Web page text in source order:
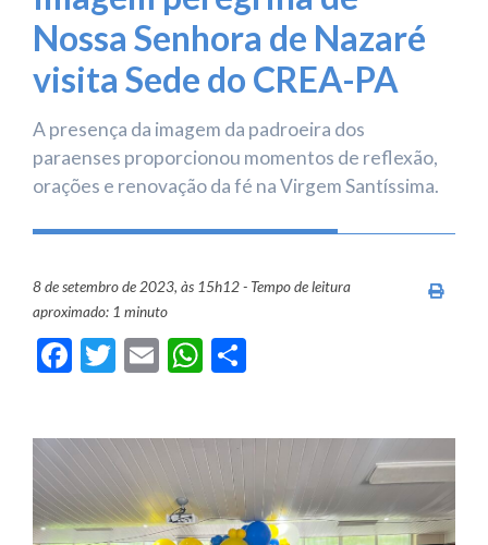
Nossa Senhora de Nazaré
visita Sede do CREA-PA
A presença da imagem da padroeira dos
paraenses proporcionou momentos de reflexão,
orações e renovação da fé na Virgem Santíssima.
8 de setembro de 2023, às 15h12 - Tempo de leitura
aproximado: 1 minuto
Facebook
Twitter
EmailWhatsApp